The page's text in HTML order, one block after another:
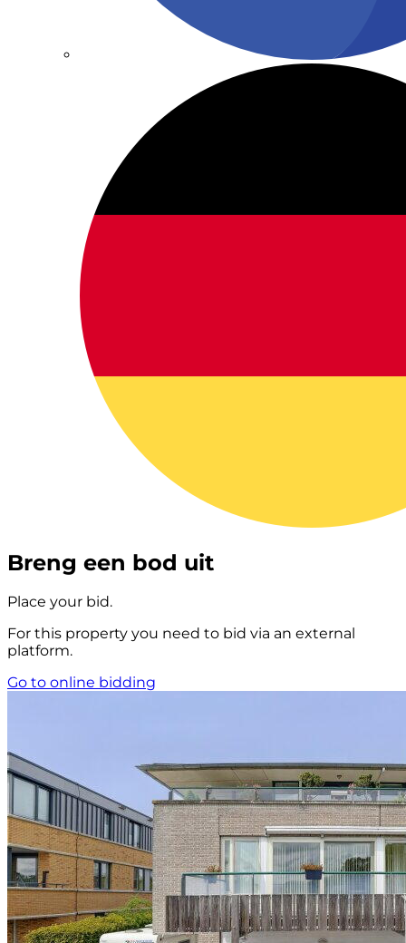
Breng een bod uit
Place your bid.
For this property you need to bid via an external
platform.
Go to online bidding